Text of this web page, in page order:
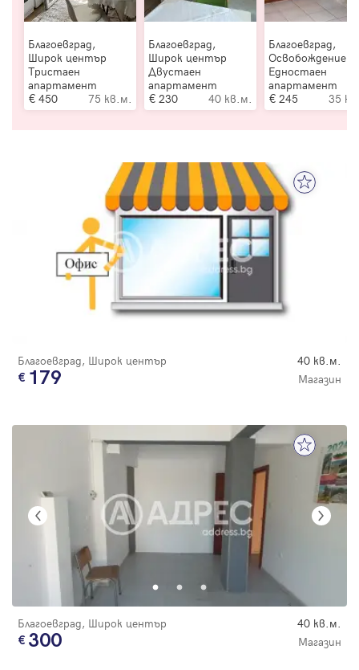
Благоевград,
Широк център
Тристаен
апартамент
450
75 кв.м.
Благоевград,
Широк център
Двустаен
апартамент
230
40 кв.м.
Благоевград,
Освобождение
Едностаен
апартамент
245
35
Благоевград, Широк център 40 кв.м.
179 Магазин
Благоевград, Широк център 40 кв.м.
300 Магазин